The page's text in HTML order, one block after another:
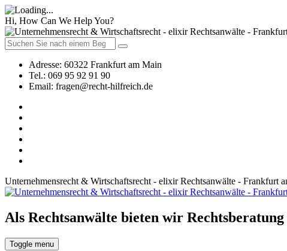
Hi, How Can We Help You?
Adresse: 60322 Frankfurt am Main
Tel.: 069 95 92 91 90
Email: fragen@recht-hilfreich.de
Unternehmensrecht & Wirtschaftsrecht - elixir Rechtsanwälte - Frankfurt
Als Rechtsanwälte bieten wir
Toggle menu